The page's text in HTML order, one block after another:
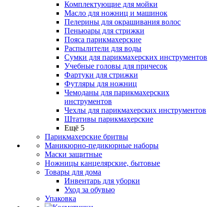
Комплектующие для мойки
Масло для ножниц и машинок
Пелерины для окрашивания волос
Пеньюары для стрижки
Пояса парикмахерские
Распылители для воды
Сумки для парикмахерских инструментов
Учебные головы для причесок
Фартуки для стрижки
Футляры для ножниц
Чемоданы для парикмахерских
инструментов
Чехлы для парикмахерских инструментов
Штативы парикмахерские
Ещё 5
Парикмахерские бритвы
Маникюрно-педикюрные наборы
Маски защитные
Ножницы канцелярские, бытовые
Товары для дома
Инвентарь для уборки
Уход за обувью
Упаковка